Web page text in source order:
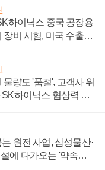
하이닉스 중국 공장용
장비 시험, 미국 수출통
량도 '품절', 고객사 위
하이닉스 협상력 더
원전 사업, 삼성물산·
에 다가오는 '약속의